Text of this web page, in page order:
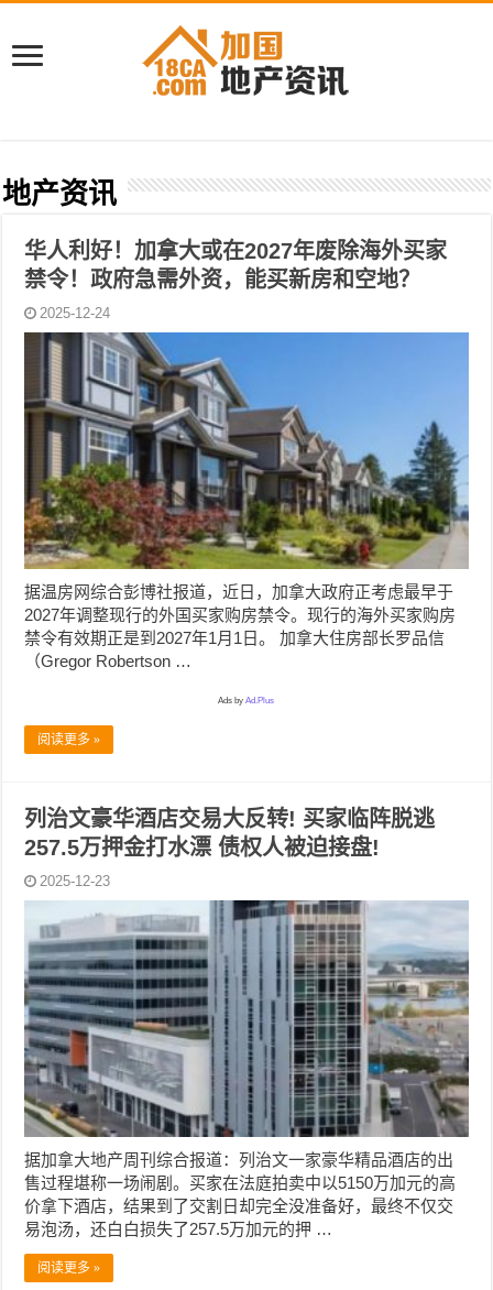
地产资讯
华人利好！加拿大或在2027年废除海外买家
禁令！政府急需外资，能买新房和空地？
2025-12-24
据温房网综合彭博社报道，近日，加拿大政府正考虑最早于
2027年调整现行的外国买家购房禁令。现行的海外买家购房
禁令有效期正是到2027年1月1日。 加拿大住房部长罗品信
（Gregor Robertson …
Ads byAd.Plus
阅读更多 »
列治文豪华酒店交易大反转! 买家临阵脱逃
257.5万押金打水漂 债权人被迫接盘!
2025-12-23
据加拿大地产周刊综合报道：列治文一家豪华精品酒店的出
售过程堪称一场闹剧。买家在法庭拍卖中以5150万加元的高
价拿下酒店，结果到了交割日却完全没准备好，最终不仅交
易泡汤，还白白损失了257.5万加元的押 …
阅读更多 »